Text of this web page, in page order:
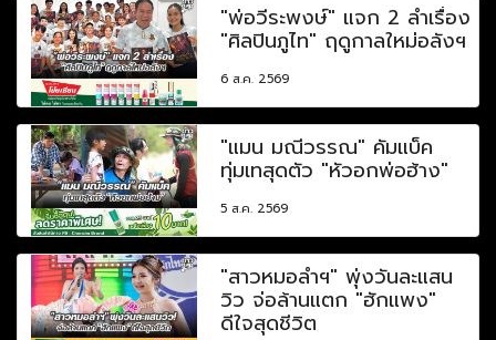
"พ่อวีระพงษ์" แจก 2 ลำเรื่อง
"ศิลปินภูไท" ฤดูกาลใหม่อลังฯ
6 ส.ค. 2569
"แมน มณีวรรณ" คัมแบ็ค
ทุ่มเทสุดตัว "หัวอกพ่อฮ้าง"
5 ส.ค. 2569
"สาวหมอลำฯ" พุ่งวันละแสน
วิว จ่อล้านแตก "ฮักแพง"
ดีใจสุดชีวิต